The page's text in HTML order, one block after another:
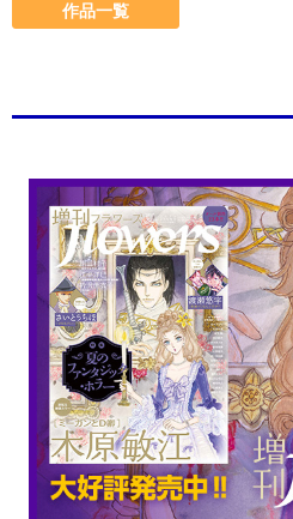
作品一覧